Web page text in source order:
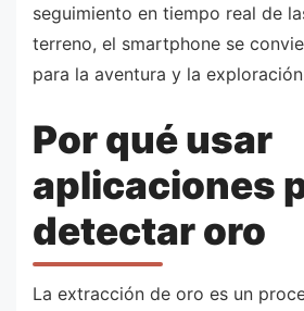
seguimiento en tiempo real de
terreno, el smartphone se
para la aventura y la
Por qué usar
aplicaciones
detectar oro
La extracción de oro es un